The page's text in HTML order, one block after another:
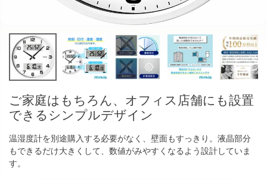
ご家庭はもちろん、オフィス店舗にも設置
できるシンプルデザイン
温湿度計を別途購入する必要がなく、壁面もすっきり。液晶部分
もできるだけ大きくして、数値がみやすくなるよう設計していま
す。